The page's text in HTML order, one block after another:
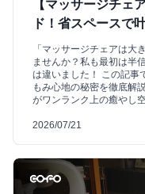
【マッサージチェ
ド！省スペースで
「マッサージチェアは
ませんか？私も最初は半
は違いました！ この記事
もみ心地の秘密を徹底解
がワンランク上の癒やし
2026/07/21